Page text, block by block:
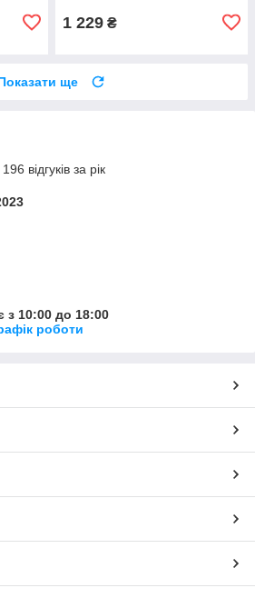
1 229 ₴
ще
відгуків за рік
з 10:00 до 18:00
роботи